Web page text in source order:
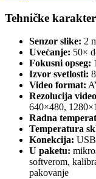
Tehničke
Senzor slike: 2
Uvećanje: 50×
Fokusni opseg:
Izvor svetlosti:
Video format:
Rezolucija
640×480,
Radna
Temperatura
Konekcija: USB
U paketu:
softverom,
pakovanje